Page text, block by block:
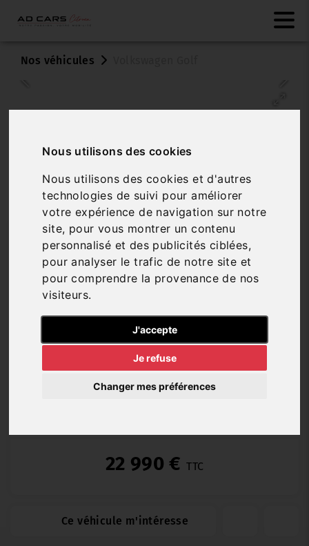
Nous utilisons des cookies
Nous utilisons des cookies et d'autres
technologies de suivi pour améliorer
votre expérience de navigation sur notre
site, pour vous montrer un contenu
personnalisé et des publicités ciblées,
pour analyser le trafic de notre site et
pour comprendre la provenance de nos
visiteurs.
J'accepte
Je refuse
Changer mes préférences
Nos véhicules
Véhicule vendu
VOLKSWAGEN GOLF
1.0 ETSI OPF 110 DSG7 LIFE PLUS
Réf. KK007KK Véhicule sur parc
Hybride
24 000
05/2024 Automatique
22 990 €TTC
Ce véhicule m'intéresse